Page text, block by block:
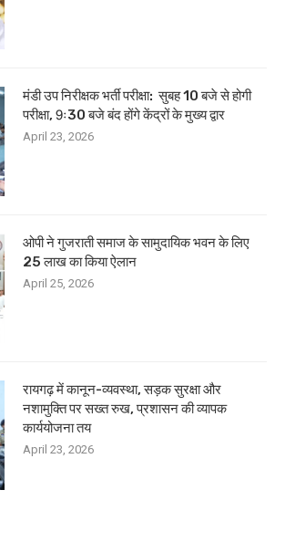
मंडी उप निरीक्षक भर्ती परीक्षा: सुबह 10 बजे से होगी
परीक्षा, 9ः30 बजे बंद होंगे केंद्रों के मुख्य द्वार
April 23, 2026
ओपी ने गुजराती समाज के सामुदायिक भवन के लिए
25 लाख का किया ऐलान
April 25, 2026
रायगढ़ में कानून-व्यवस्था, सड़क सुरक्षा और
नशामुक्ति पर सख्त रुख, प्रशासन की व्यापक
कार्ययोजना तय
April 23, 2026